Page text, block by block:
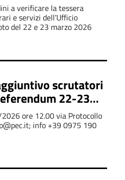
a verificare la tessera
e servizi dell’Ufficio
del 22 e 23 marzo 2026
scrutatori
22-23
ore 12.00 via Protocollo
info +39 0975 190